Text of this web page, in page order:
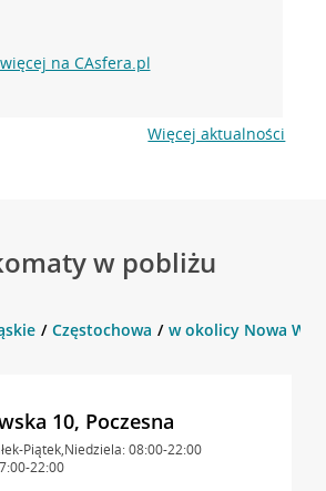
na CAsfera.pl
Więcej aktualności
w pobliżu
Częstochowa w okolicy Nowa
10, Poczesna
Piątek,Niedziela: 08:00-22:00
22:00